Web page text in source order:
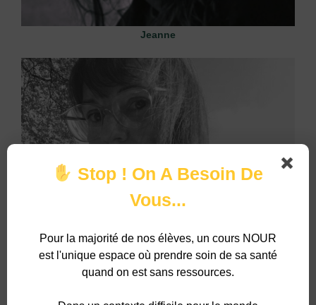
Jeanne
Helene
Stop ! On A Besoin De
Vous...
Pour la majorité de nos élèves, un cours NOUR
est l'unique espace où prendre soin de sa santé
quand on est sans ressources.